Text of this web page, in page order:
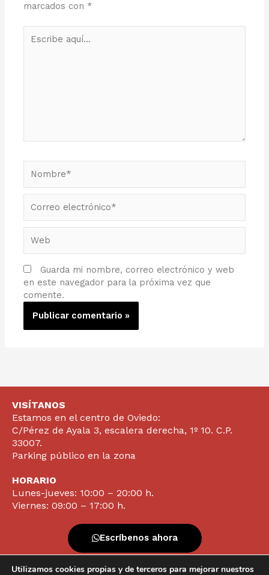
marcados con *
aquí...
electrónico*
Guarda mi nombre, correo electrónico y web
en este navegador para la próxima vez que
comente.
VISÍTANOS
Estamos en el centro de Oviedo:
C/Pérez de Ayala 3, escalera derecha, 1º 10. C.P.
33007.
Parking público en la zona
HORARIO
Lunes-jueves: 10:00 – 20:00 h.
Viernes: 09:00 – 17:00 h.
Escríbenos ahora
Utilizamos cookies propias y de terceros para mejorar nuestros